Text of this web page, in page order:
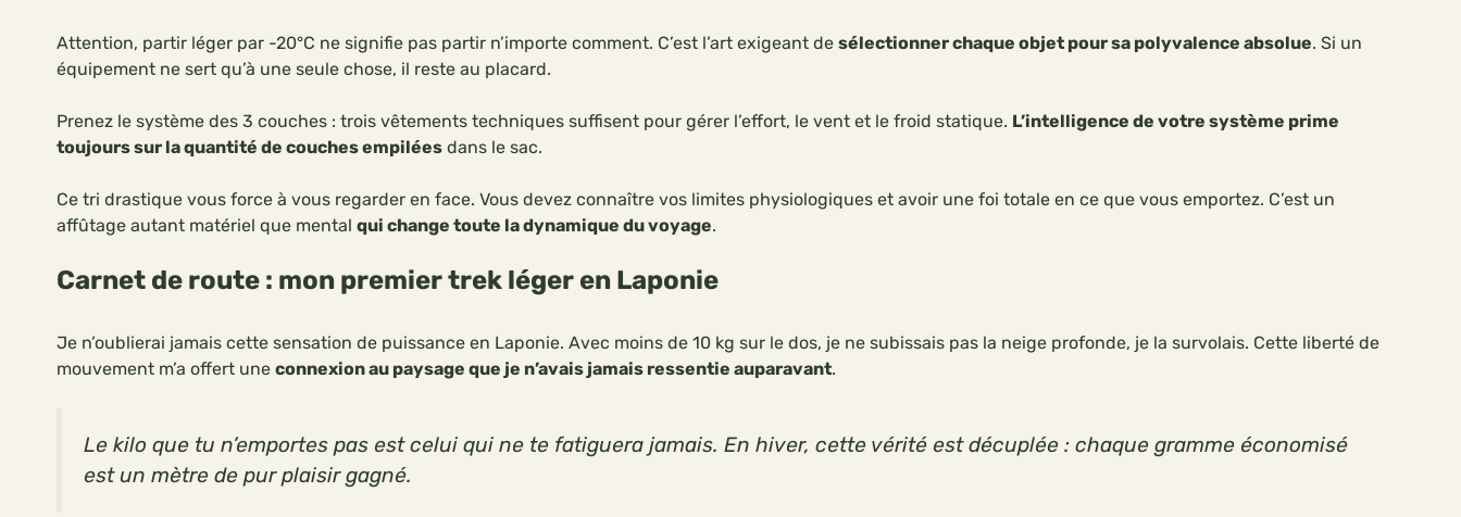
Attention, partir léger par -20°C ne signifie pas partir n’importe comment. C’est l’art exigeant de sélectionner chaque objet pour sa polyvalence absolue. Si un
équipement ne sert qu’à une seule chose, il reste au placard.
Prenez le système des 3 couches : trois vêtements techniques suffisent pour gérer l’effort, le vent et le froid statique. L’intelligence de votre système prime
toujours sur la quantité de couches empilées dans le sac.
Ce tri drastique vous force à vous regarder en face. Vous devez connaître vos limites physiologiques et avoir une foi totale en ce que vous emportez. C’est un
affûtage autant matériel que mental qui change toute la dynamique du voyage.
Carnet de route : mon premier trek léger en Laponie
Je n’oublierai jamais cette sensation de puissance en Laponie. Avec moins de 10 kg sur le dos, je ne subissais pas la neige profonde, je la survolais. Cette liberté de
mouvement m’a offert une connexion au paysage que je n’avais jamais ressentie auparavant.
Le kilo que tu n’emportes pas est celui qui ne te fatiguera jamais. En hiver, cette vérité est décuplée : chaque gramme économisé
est un mètre de pur plaisir gagné.